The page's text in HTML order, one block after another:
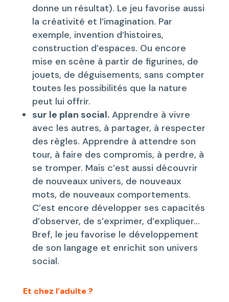
donne un résultat). Le jeu favorise aussi
la créativité et l’imagination. Par
exemple, invention d’histoires,
construction d’espaces. Ou encore
mise en scène à partir de figurines, de
jouets, de déguisements, sans compter
toutes les possibilités que la nature
peut lui offrir.
sur le plan social.Apprendre à vivre
avec les autres, à partager, à respecter
des règles. Apprendre à attendre son
tour, à faire des compromis, à perdre, à
se tromper. Mais c’est aussi découvrir
de nouveaux univers, de nouveaux
mots, de nouveaux comportements.
C’est encore développer ses capacités
d’observer, de s’exprimer, d’expliquer…
Bref, le jeu favorise le développement
de son langage et enrichit son univers
social.
Et chez l’adulte ?